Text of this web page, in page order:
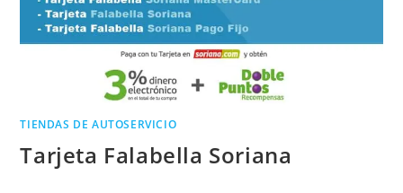
TIENDAS DE AUTOSERVICIO
Tarjeta Falabella Soriana